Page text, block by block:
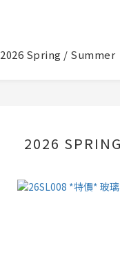
2026 Spring / Summer
2026